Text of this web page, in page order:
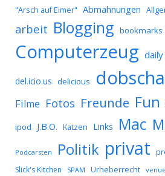
"Arsch auf Eimer" Abmahnungen
arbeit Blogging bookmarks
Computerzeug
del.icio.us delicious
Filme Fotos Freunde Fun
ipod J.B.O. Katzen Links Mac
Podcarsten Politik privat
Slick's Kitchen SPAM Urheberrecht